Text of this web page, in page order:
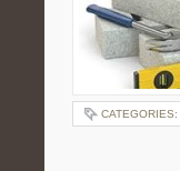
CATEGORIES: